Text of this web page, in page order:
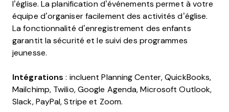
l’église. La planification d’événements permet à votre
équipe d’organiser facilement des activités d’église.
La fonctionnalité d’enregistrement des enfants
garantit la sécurité et le suivi des programmes
jeunesse.
Intégrations : incluent Planning Center, QuickBooks,
Mailchimp, Twilio, Google Agenda, Microsoft Outlook,
Slack, PayPal, Stripe et Zoom.